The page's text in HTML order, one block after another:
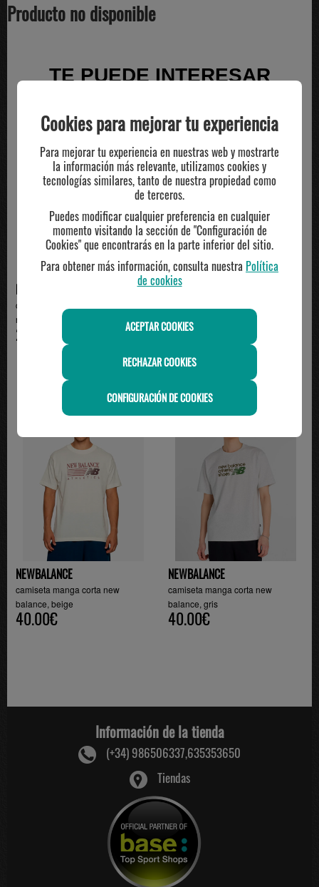
Producto no disponible
TE PUEDE INTERESAR
NIKE
camiseta manga corta hombre
nike VARSITY , verd...
29.99€
NIKE
nike club varsity, ...
29.99€
NEWBALANCE
camiseta manga corta new
balance, beige
40.00€
NEWBALANCE
camiseta manga corta new
balance, gris
40.00€
Información de la tienda
(+34) 986506337,635353650
Tiendas
Cookies para mejorar tu experiencia
Para mejorar tu experiencia en nuestras web y mostrarte
la información más relevante, utilizamos cookies y
tecnologías similares, tanto de nuestra propiedad como
de terceros.
Puedes modificar cualquier preferencia en cualquier
momento visitando la sección de "Configuración de
Cookies" que encontrarás en la parte inferior del sitio.
Para obtener más información, consulta nuestra Política
de cookies
ACEPTAR COOKIES
RECHAZAR COOKIES
CONFIGURACIÓN DE COOKIES